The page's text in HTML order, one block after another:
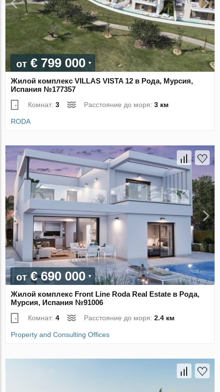
от € 799 000
Жилой комплекс VILLAS VISTA 12 в Рода, Мурсия,
Испания №177357
Комнат:3 Расстояние до моря:3 км
RODA
от€ 690 000
Жилой комплекс Front Line Roda Real Estate в Рода,
Мурсия, Испания №91006
Комнат:4 Расстояние до моря:2.4 км
Property and Consulting Offices